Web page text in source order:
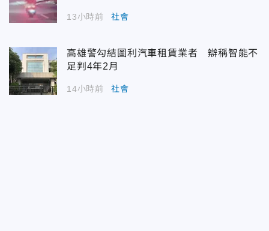
13小時前 社會
高雄警勾結圖利汽車租賃業者 辯稱智能不
足判4年2月
14小時前 社會